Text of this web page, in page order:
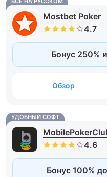
Mostbet Poker
Бонус 250%
Обзор
УДОБНЫЙ СОФТ
Бонус 100%